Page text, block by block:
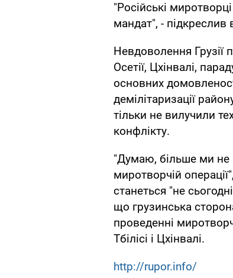
"Російські
мандат", - підкреслив
Невдоволення Грузії
Осетії, Цхінвалі,
основних
демілітаризації
тільки не вилучили
конфлікту.
"Думаю, більше ми не
миротворчій
станеться "не
що грузинська
проведенні
Тбілісі і Цхінвалі.
http://rupor.info/